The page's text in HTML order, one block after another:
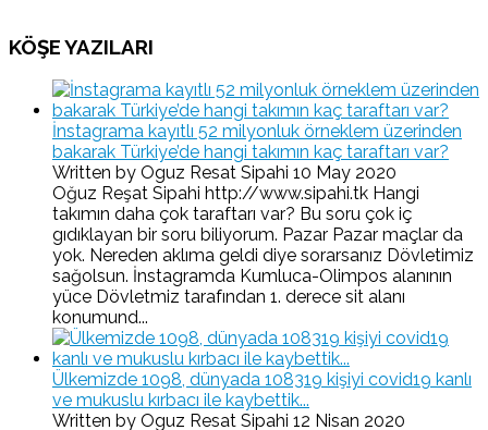
KÖŞE YAZILARI
İnstagrama kayıtlı 52 milyonluk örneklem üzerinden
bakarak Türkiye’de hangi takımın kaç taraftarı var?
Written by Oguz Resat Sipahi 10 May 2020
Oğuz Reşat Sipahi http://www.sipahi.tk Hangi
takımın daha çok taraftarı var? Bu soru çok iç
gıdıklayan bir soru biliyorum. Pazar Pazar maçlar da
yok. Nereden aklıma geldi diye sorarsanız Dövletimiz
sağolsun. İnstagramda Kumluca-Olimpos alanının
yüce Dövletmiz tarafından 1. derece sit alanı
konumund...
Ülkemizde 1098, dünyada 108319 kişiyi covid19 kanlı
ve mukuslu kırbacı ile kaybettik...
Written by Oguz Resat Sipahi 12 Nisan 2020